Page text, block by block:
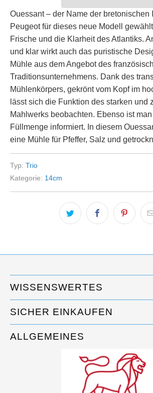
Ouessant – der Name der bretonischen
Peugeot für dieses neue Modell
Frische und die Klarheit des Atlantiks.
und klar wirkt auch das puristische
Mühle aus dem Angebot des
Traditionsunternehmens. Dank des
Mühlenkörpers, gekrönt vom Kopf im
lässt sich die Funktion des starken und
Mahlwerks beobachten. Ebenso ist
Füllmenge informiert. In diesem
eine Mühle für Pfeffer, Salz und
Typ: Trio
Kategorie: 14cm
WISSENSWERTES
SICHER EINKAUFEN
ALLGEMEINES